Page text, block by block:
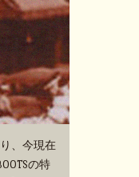
、今現在
の特